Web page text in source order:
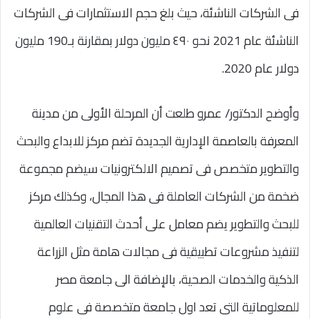
فى الشركات الناشئة، حيث بلغ حجم الاستثمارات فى الشركات
الناشئة عام 2021 نحو ٤٩٠ مليون دولار بمقارنة بـ190 مليون
دولار عام 2020.
وأوضح الدكتور/ عمرو طلعت أن المرحلة الأولى من مدينة
المعرفة بالعاصمة الإدارية الجديدة تضم مركز للابداع والبحث
والتطوير متخصص فى تصميم الالكترونيات سيضم مجموعة
ضخمة من الشركات العاملة فى هذا المجال، وكذلك مركز
للبحث والتطوير يضم معامل على أحدث التقنيات العالمية
لتنفيذ مشروعات تطبيقية فى مجالات هامة مثل الزراعة
الذكية والخدمات الصحية، بالإضافة الى جامعة مصر
للمعلوماتية التى تعد اول جامعة متخصصة فى علوم